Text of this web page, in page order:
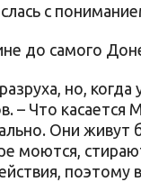
с
до самого
но, когда
– Что касается
Они живут
моются,
поэтому